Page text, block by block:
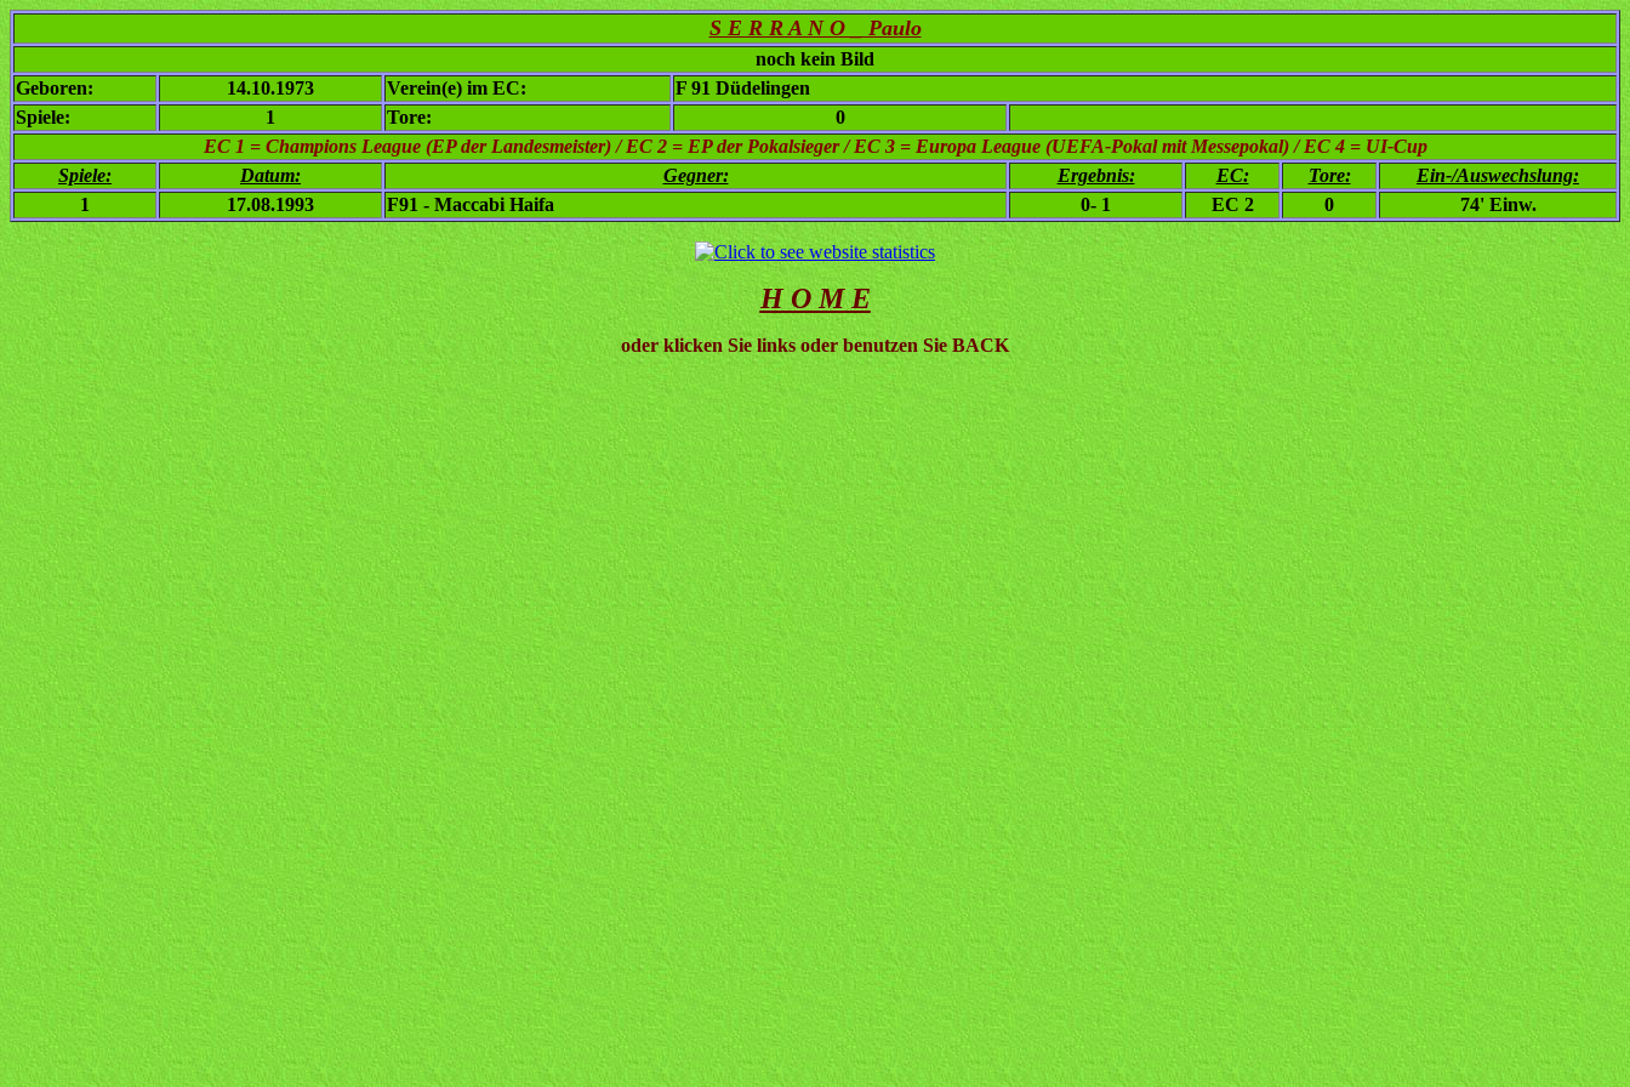
S E R R A N O _ Paulo
noch kein Bild
Geboren:
14.10.1973 Verein(e) im EC:
F 91 Düdelingen
Spiele:
1 Tore:
0
EC 1 = Champions League (EP der Landesmeister) / EC 2 = EP der Pokalsieger / EC 3 = Europa League (UEFA-Pokal mit Messepokal) / EC 4 = UI-Cup
Spiele:
Datum: Gegner: Ergebnis: EC: Tore:
Ein-/Auswechslung:
1
17.08.1993 F91 - Maccabi Haifa 0- 1 EC 2 0 74' Einw.
H O M E
oder klicken Sie links oder benutzen Sie BACK